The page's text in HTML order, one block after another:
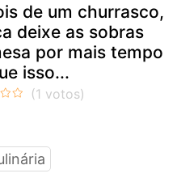
de um churrasco,
deixe as sobras
por mais tempo
isso...